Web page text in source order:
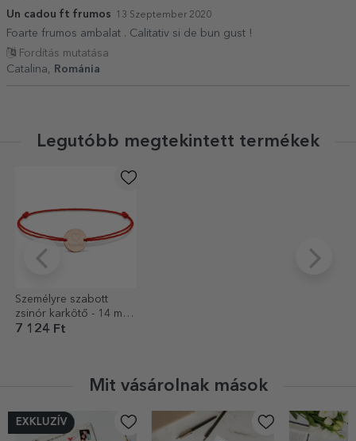
Un cadou ft frumos 13 Szeptember 2020
Foarte frumos ambalat . Calitativ si de bun gust !
Fordítás mutatása
Catalina,
Románia
Legutóbb megtekintett termékek
Személyre szabott
zsinór karkötő - 14 mm-
es érme - 925-ös ezüst -
7 124 Ft
Mit vásárolnak mások
EXKLUZÍV